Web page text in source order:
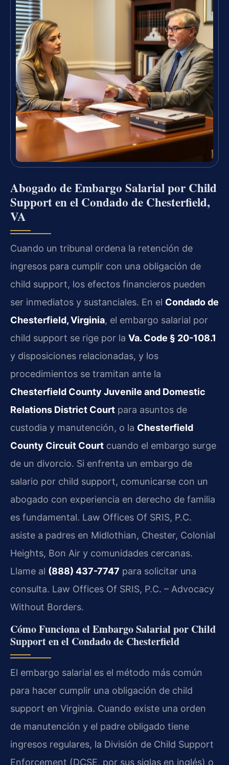
Abogado de Embargo Salarial por Child
Support en el Condado de Chesterfield,
VA
Cuando un tribunal ordena la retención de
ingresos para cumplir con una obligación de
child support, los efectos financieros pueden
ser inmediatos y sustanciales. En el Condado de
Chesterfield, Virginia, el embargo salarial por
child support se rige por la Va. Code § 20-108.1
y disposiciones relacionadas, y los
procedimientos se tramitan ante la
Chesterfield County Juvenile and Domestic
Relations District Court para asuntos de
custodia y manutención, o la Chesterfield
County Circuit Court cuando el embargo surge
de un divorcio. Si enfrenta un embargo de
salario por child support, comunicarse con un
abogado con experiencia en derecho de familia
es fundamental. Law Offices Of SRIS, P.C.
asiste a padres en Midlothian, Chester, Colonial
Heights, Bon Air y comunidades cercanas.
Llame al (888) 437-7747 para solicitar una
consulta. Law Offices Of SRIS, P.C. – Advocacy
Without Borders.
Cómo Funciona el Embargo Salarial por Child
Support en el Condado de Chesterfield
El embargo salarial es el método más común
para hacer cumplir una obligación de child
support en Virginia. Cuando existe una orden
de manutención y el padre obligado tiene
ingresos regulares, la División de Child Support
Enforcement (DCSE, por sus siglas en inglés) o